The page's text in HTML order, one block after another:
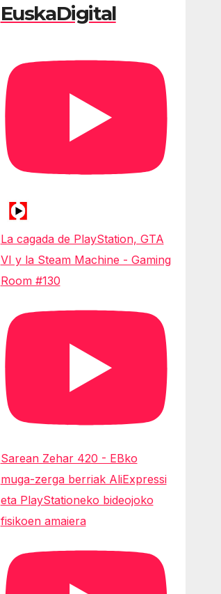
EuskaDigital
La cagada de PlayStation, GTA
VI y la Steam Machine - Gaming
Room #130
Sarean Zehar 420 - EBko
muga-zerga berriak AliExpressi
eta PlayStationeko bideojoko
fisikoen amaiera